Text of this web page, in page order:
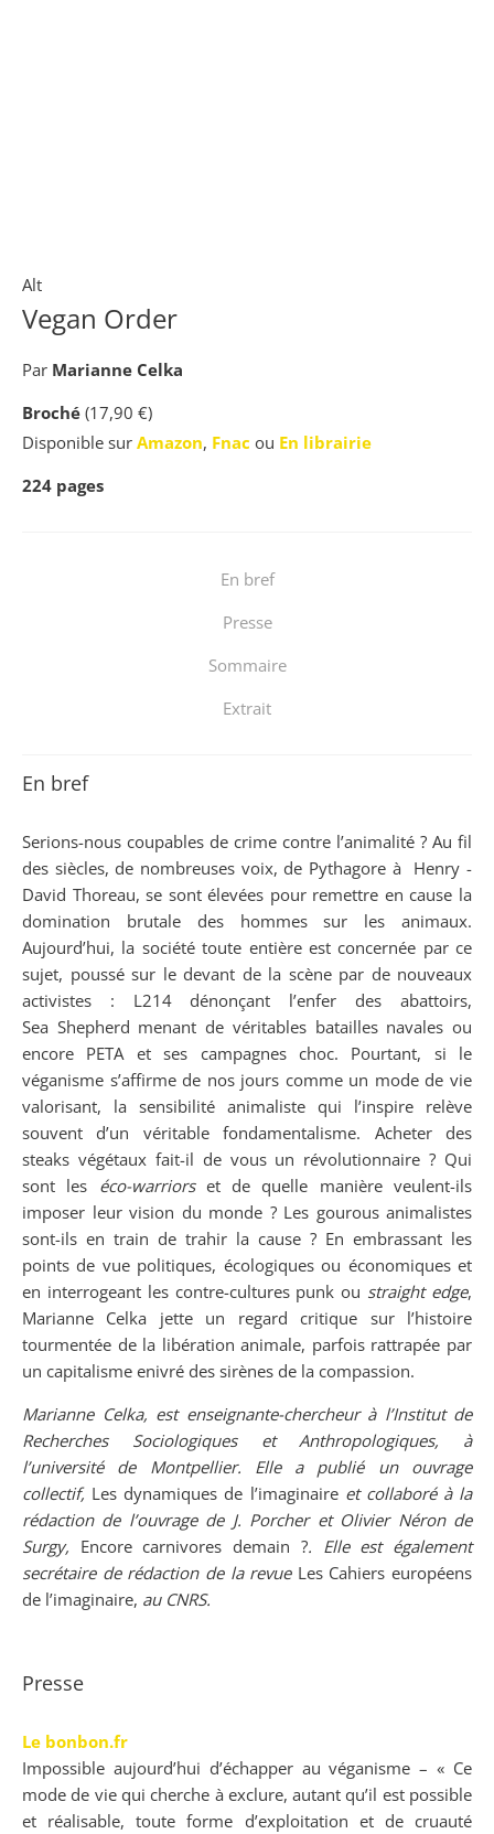
Alt
Vegan Order
Par Marianne Celka
Broché (17,90 €)
Disponible sur Amazon, Fnac ou En librairie
224 pages
En bref
Presse
Sommaire
Extrait
En bref
Serions-nous coupables de crime contre l’animalité ? Au fil
des siècles, de nombreuses voix, de Pythagore à Henry ­
David Thoreau, se sont élevées pour remettre en cause la
domination brutale des hommes sur les animaux.
Aujourd’hui, la société toute entière est concernée par ce
sujet, poussé sur le devant de la scène par de nouveaux
activistes : L214 dénonçant l’enfer des abattoirs,
Sea Shepherd menant de véritables batailles navales ou
encore PETA et ses campagnes choc. Pourtant, si le
véganisme s’affirme de nos jours comme un mode de vie
valorisant, la sensibilité animaliste qui l’inspire relève
souvent d’un véritable fondamentalisme. Acheter des
steaks végétaux fait-il de vous un révolutionnaire ? Qui
sont les éco-warriors et de quelle manière veulent-ils
imposer leur vision du monde ? Les gourous animalistes
sont-ils en train de trahir la cause ? En embrassant les
points de vue politiques, écologiques ou économiques et
en interrogeant les contre-cultures punk ou straight edge,
Marianne Celka jette un regard critique sur l’histoire
tourmentée de la libération animale, parfois rattrapée par
un capitalisme ­enivré des sirènes de la compassion.
Marianne Celka, est enseignante-chercheur à l’Institut de
Recherches Sociologiques et Anthropologiques, à
l’université de Montpellier. Elle a publié un ouvrage
collectif, Les dynamiques de l’imaginaireet collaboré à la
rédaction de l’ouvrage de J. Porcher et Olivier Néron de
Surgy, Encore carnivores demain ?. Elle est également
secrétaire de rédaction de la revue Les Cahiers européens
de l’imaginaire, au CNRS.
Presse
Le bonbon.fr
Impossible aujourd’hui d’échapper au véganisme – « Ce
mode de vie qui cherche à exclure, autant qu’il est possible
et réalisable, toute forme d’exploitation et de cruauté